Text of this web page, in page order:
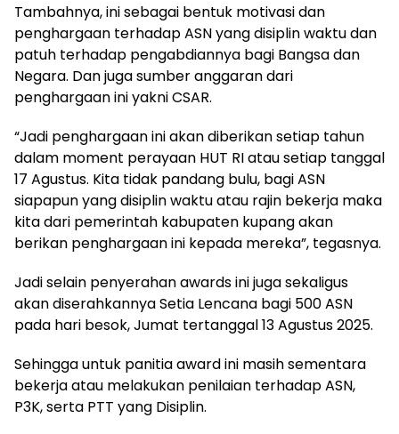
Tambahnya, ini sebagai bentuk motivasi dan
penghargaan terhadap ASN yang disiplin waktu dan
patuh terhadap pengabdiannya bagi Bangsa dan
Negara. Dan juga sumber anggaran dari
penghargaan ini yakni CSAR.
“Jadi penghargaan ini akan diberikan setiap tahun
dalam moment perayaan HUT RI atau setiap tanggal
17 Agustus. Kita tidak pandang bulu, bagi ASN
siapapun yang disiplin waktu atau rajin bekerja maka
kita dari pemerintah kabupaten kupang akan
berikan penghargaan ini kepada mereka”, tegasnya.
Jadi selain penyerahan awards ini juga sekaligus
akan diserahkannya Setia Lencana bagi 500 ASN
pada hari besok, Jumat tertanggal 13 Agustus 2025.
Sehingga untuk panitia award ini masih sementara
bekerja atau melakukan penilaian terhadap ASN,
P3K, serta PTT yang Disiplin.